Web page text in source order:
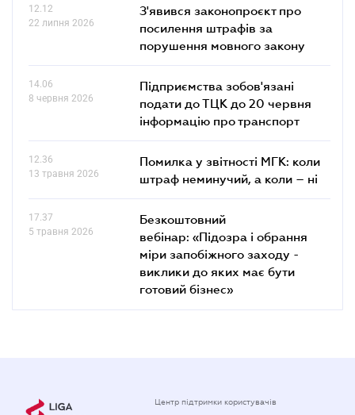
12.12
22 липня 2026
З'явився законопроєкт про
посилення штрафів за
порушення мовного закону
14.06
8 червня 2026
Підприємства зобов'язані
подати до ТЦК до 20 червня
інформацію про транспорт
12.36
13 травня 2026
Помилка у звітності МГК: коли
штраф неминучий, а коли – ні
17.37
5 травня 2026
Безкоштовний
вебінар: «Підозра і обрання
міри запобіжного заходу -
виклики до яких має бути
готовий бізнес»
Центр підтримки користувачів